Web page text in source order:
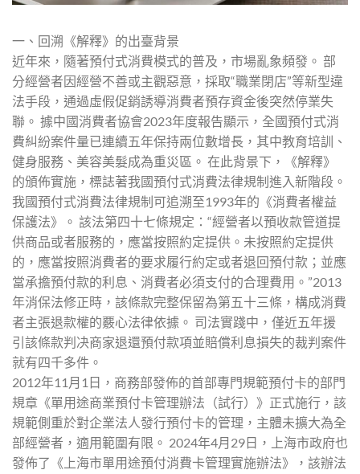
一、回溯《解釋》的出臺背景
近年來，隨著預付式消費模式的普及，市場亂象頻發。 部
分經營者因經營不善或主觀惡意，採取“職業閉店”等新型違
法手段，通過虛假促銷誘導消費者預存資金後突然停業失
聯。 據中國消費者協會2023年度報告顯示，全國預付式消
費糾紛案件量已連續五年保持兩位數增長，其中教育培訓、
健身服務、美容美髮成為重災區。 在此背景下，《解釋》
的頒佈實施，標誌著我國預付式消費法律規制進入新階段。
我國預付式消費法律規制可追溯至1993年的《消費者權益
保護法》。 該法第四十七條規定：“經營者以預收款管道提
供商品或者服務的，應當按照約定提供。未按照約定提供
的，應當按照消費者的要求履行約定或者退回預付款；並應
當承擔預付款的利息、消費者必須支付的合理費用。”2013
年消保法修正時，該條款完整保留為第五十三條，構成消費
者主張退款權的覈心法律依據。 司法實踐中，僅近五年援
引該條款判决商家退還預付款項並賠償利息損失的裁判案件
就有四千多件。
2012年11月1日，商務部發佈的首部專門規範預付卡的部門
規章《單用途商業預付卡管理辦法（試行）》正式施行，該
規範側重於對企業法人發行預付卡的管理，主體未擴大為全
部經營者，適用範圍有限。 2024年4月29日，上海市政府也
發佈了《上海市單用途預付消費卡管理實施辦法》，該辦法